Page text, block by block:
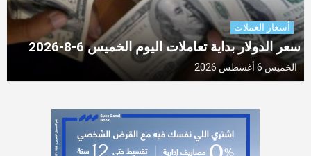
أسعار العملات
سعر الدولار بداية تعاملات اليوم الخميس 6-8-2026
الخميس 6 أغسطس 2026